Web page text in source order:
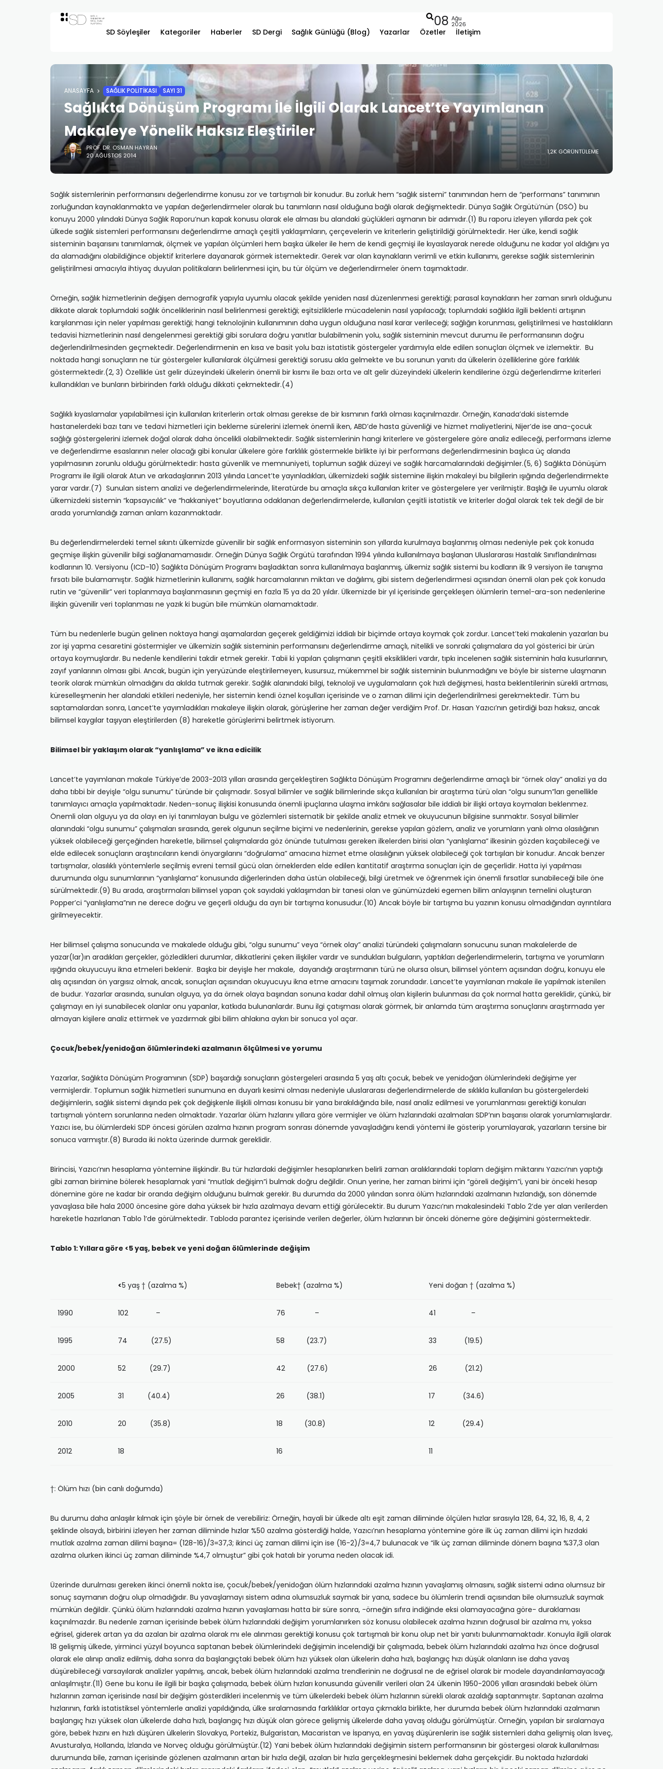
SD Söyleşiler Kategoriler Haberler SD Dergi Sağlık Günlüğü (Blog) Yazarlar Özetler İletişim
08 Ağu
2026
ANASAYFA SAĞLIK POLITIKASI SAYI 31
Sağlıkta Dönüşüm Programı İle İlgili Olarak Lancet’te Yayımlanan
Makaleye Yönelik Haksız Eleştiriler
PROF. DR. OSMAN HAYRAN
20 AĞUSTOS 2014
1,2K GÖRÜNTÜLEME
Sağlık sistemlerinin performansını değerlendirme konusu zor ve tartışmalı bir konudur. Bu zorluk hem “sağlık sistemi” tanımından hem de “performans” tanımının
zorluğundan kaynaklanmakta ve yapılan değerlendirmeler olarak bu tanımların nasıl olduğuna bağlı olarak değişmektedir. Dünya Sağlık Örgütü’nün (DSÖ) bu
konuyu 2000 yılındaki Dünya Sağlık Raporu’nun kapak konusu olarak ele alması bu alandaki güçlükleri aşmanın bir adımıdır.(1) Bu raporu izleyen yıllarda pek çok
ülkede sağlık sistemleri performansını değerlendirme amaçlı çeşitli yaklaşımların, çerçevelerin ve kriterlerin geliştirildiği görülmektedir. Her ülke, kendi sağlık
sisteminin başarısını tanımlamak, ölçmek ve yapılan ölçümleri hem başka ülkeler ile hem de kendi geçmişi ile kıyaslayarak nerede olduğunu ne kadar yol aldığını ya
da alamadığını olabildiğince objektif kriterlere dayanarak görmek istemektedir. Gerek var olan kaynakların verimli ve etkin kullanımı, gerekse sağlık sistemlerinin
geliştirilmesi amacıyla ihtiyaç duyulan politikaların belirlenmesi için, bu tür ölçüm ve değerlendirmeler önem taşımaktadır.
Örneğin, sağlık hizmetlerinin değişen demografik yapıyla uyumlu olacak şekilde yeniden nasıl düzenlenmesi gerektiği; parasal kaynakların her zaman sınırlı olduğunu
dikkate alarak toplumdaki sağlık önceliklerinin nasıl belirlenmesi gerektiği; eşitsizliklerle mücadelenin nasıl yapılacağı; toplumdaki sağlıkla ilgili beklenti artışının
karşılanması için neler yapılması gerektiği; hangi teknolojinin kullanımının daha uygun olduğuna nasıl karar verileceği; sağlığın korunması, geliştirilmesi ve hastalıkların
tedavisi hizmetlerinin nasıl dengelenmesi gerektiği gibi sorulara doğru yanıtlar bulabilmenin yolu, sağlık sisteminin mevcut durumu ile performansının doğru
değerlendirilmesinden geçmektedir. Değerlendirmenin en kısa ve basit yolu bazı istatistik göstergeler yardımıyla elde edilen sonuçları ölçmek ve izlemektir. Bu
noktada hangi sonuçların ne tür göstergeler kullanılarak ölçülmesi gerektiği sorusu akla gelmekte ve bu sorunun yanıtı da ülkelerin özelliklerine göre farklılık
göstermektedir.(2, 3) Özellikle üst gelir düzeyindeki ülkelerin önemli bir kısmı ile bazı orta ve alt gelir düzeyindeki ülkelerin kendilerine özgü değerlendirme kriterleri
kullandıkları ve bunların birbirinden farklı olduğu dikkati çekmektedir.(4)
Sağlıklı kıyaslamalar yapılabilmesi için kullanılan kriterlerin ortak olması gerekse de bir kısmının farklı olması kaçınılmazdır. Örneğin, Kanada’daki sistemde
hastanelerdeki bazı tanı ve tedavi hizmetleri için bekleme sürelerini izlemek önemli iken, ABD’de hasta güvenliği ve hizmet maliyetlerini, Nijer’de ise ana-çocuk
sağlığı göstergelerini izlemek doğal olarak daha öncelikli olabilmektedir. Sağlık sistemlerinin hangi kriterlere ve göstergelere göre analiz edileceği, performans izleme
ve değerlendirme esaslarının neler olacağı gibi konular ülkelere göre farklılık göstermekle birlikte iyi bir performans değerlendirmesinin başlıca üç alanda
yapılmasının zorunlu olduğu görülmektedir: hasta güvenlik ve memnuniyeti, toplumun sağlık düzeyi ve sağlık harcamalarındaki değişimler.(5, 6) Sağlıkta Dönüşüm
Programı ile ilgili olarak Atun ve arkadaşlarının 2013 yılında Lancet’te yayınladıkları, ülkemizdeki sağlık sistemine ilişkin makaleyi bu bilgilerin ışığında değerlendirmekte
yarar vardır.(7) Sunulan sistem analizi ve değerlendirmelerinde, literatürde bu amaçla sıkça kullanılan kriter ve göstergelere yer verilmiştir. Başlığı ile uyumlu olarak
ülkemizdeki sistemin “kapsayıcılık” ve “hakkaniyet” boyutlarına odaklanan değerlendirmelerde, kullanılan çeşitli istatistik ve kriterler doğal olarak tek tek değil de bir
arada yorumlandığı zaman anlam kazanmaktadır.
Bu değerlendirmelerdeki temel sıkıntı ülkemizde güvenilir bir sağlık enformasyon sisteminin son yıllarda kurulmaya başlanmış olması nedeniyle pek çok konuda
geçmişe ilişkin güvenilir bilgi sağlanamamasıdır. Örneğin Dünya Sağlık Örgütü tarafından 1994 yılında kullanılmaya başlanan Uluslararası Hastalık Sınıflandırılması
kodlarının 10. Versiyonu (ICD-10) Sağlıkta Dönüşüm Programı başladıktan sonra kullanılmaya başlanmış, ülkemiz sağlık sistemi bu kodların ilk 9 versiyon ile tanışma
fırsatı bile bulamamıştır. Sağlık hizmetlerinin kullanımı, sağlık harcamalarının miktarı ve dağılımı, gibi sistem değerlendirmesi açısından önemli olan pek çok konuda
rutin ve “güvenilir” veri toplanmaya başlanmasının geçmişi en fazla 15 ya da 20 yıldır. Ülkemizde bir yıl içerisinde gerçekleşen ölümlerin temel-ara-son nedenlerine
ilişkin güvenilir veri toplanması ne yazık ki bugün bile mümkün olamamaktadır.
Tüm bu nedenlerle bugün gelinen noktaya hangi aşamalardan geçerek geldiğimizi iddialı bir biçimde ortaya koymak çok zordur. Lancet’teki makalenin yazarları bu
zor işi yapma cesaretini göstermişler ve ülkemizin sağlık sisteminin performansını değerlendirme amaçlı, nitelikli ve sonraki çalışmalara da yol gösterici bir ürün
ortaya koymuşlardır. Bu nedenle kendilerini takdir etmek gerekir. Tabii ki yapılan çalışmanın çeşitli eksiklikleri vardır, tıpkı incelenen sağlık sisteminin hala kusurlarının,
zayıf yanlarının olması gibi. Ancak, bugün için yeryüzünde eleştirilemeyen, kusursuz, mükemmel bir sağlık sisteminin bulunmadığını ve böyle bir sisteme ulaşmanın
teorik olarak mümkün olmadığını da akılda tutmak gerekir. Sağlık alanındaki bilgi, teknoloji ve uygulamaların çok hızlı değişmesi, hasta beklentilerinin sürekli artması,
küreselleşmenin her alandaki etkileri nedeniyle, her sistemin kendi öznel koşulları içerisinde ve o zaman dilimi için değerlendirilmesi gerekmektedir. Tüm bu
saptamalardan sonra, Lancet’te yayımladıkları makaleye ilişkin olarak, görüşlerine her zaman değer verdiğim Prof. Dr. Hasan Yazıcı’nın getirdiği bazı haksız, ancak
bilimsel kaygılar taşıyan eleştirilerden (8) hareketle görüşlerimi belirtmek istiyorum.
Bilimsel bir yaklaşım olarak “yanlışlama” ve ikna edicilik
Lancet’te yayımlanan makale Türkiye’de 2003-2013 yılları arasında gerçekleştiren Sağlıkta Dönüşüm Programını değerlendirme amaçlı bir “örnek olay” analizi ya da
daha tıbbi bir deyişle “olgu sunumu” türünde bir çalışmadır. Sosyal bilimler ve sağlık bilimlerinde sıkça kullanılan bir araştırma türü olan “olgu sunum”ları genellikle
tanımlayıcı amaçla yapılmaktadır. Neden-sonuç ilişkisi konusunda önemli ipuçlarına ulaşma imkânı sağlasalar bile iddialı bir ilişki ortaya koymaları beklenmez.
Önemli olan olguyu ya da olayı en iyi tanımlayan bulgu ve gözlemleri sistematik bir şekilde analiz etmek ve okuyucunun bilgisine sunmaktır. Sosyal bilimler
alanındaki “olgu sunumu” çalışmaları sırasında, gerek olgunun seçilme biçimi ve nedenlerinin, gerekse yapılan gözlem, analiz ve yorumların yanlı olma olasılığının
yüksek olabileceği gerçeğinden hareketle, bilimsel çalışmalarda göz önünde tutulması gereken ilkelerden birisi olan “yanlışlama” ilkesinin gözden kaçabileceği ve
elde edilecek sonuçların araştırıcıların kendi önyargılarını “doğrulama” amacına hizmet etme olasılığının yüksek olabileceği çok tartışılan bir konudur. Ancak benzer
tartışmalar, olasılıklı yöntemlerle seçilmiş evreni temsil gücü olan örneklerden elde edilen kantitatif araştırma sonuçları için de geçerlidir. Hatta iyi yapılması
durumunda olgu sunumlarının “yanlışlama” konusunda diğerlerinden daha üstün olabileceği, bilgi üretmek ve öğrenmek için önemli fırsatlar sunabileceği bile öne
sürülmektedir.(9) Bu arada, araştırmaları bilimsel yapan çok sayıdaki yaklaşımdan bir tanesi olan ve günümüzdeki egemen bilim anlayışının temelini oluşturan
Popper’ci “yanlışlama”nın ne derece doğru ve geçerli olduğu da ayrı bir tartışma konusudur.(10) Ancak böyle bir tartışma bu yazının konusu olmadığından ayrıntılara
girilmeyecektir.
Her bilimsel çalışma sonucunda ve makalede olduğu gibi, “olgu sunumu” veya “örnek olay” analizi türündeki çalışmaların sonucunu sunan makalelerde de
yazar(lar)ın aradıkları gerçekler, gözledikleri durumlar, dikkatlerini çeken ilişkiler vardır ve sundukları bulguların, yaptıkları değerlendirmelerin, tartışma ve yorumların
ışığında okuyucuyu ikna etmeleri beklenir. Başka bir deyişle her makale, dayandığı araştırmanın türü ne olursa olsun, bilimsel yöntem açısından doğru, konuyu ele
alış açısından ön yargısız olmak, ancak, sonuçları açısından okuyucuyu ikna etme amacını taşımak zorundadır. Lancet’te yayımlanan makale ile yapılmak istenilen
de budur. Yazarlar arasında, sunulan olguya, ya da örnek olaya başından sonuna kadar dahil olmuş olan kişilerin bulunması da çok normal hatta gereklidir, çünkü, bir
çalışmayı en iyi sunabilecek olanlar onu yapanlar, katkıda bulunanlardır. Bunu ilgi çatışması olarak görmek, bir anlamda tüm araştırma sonuçlarını araştırmada yer
almayan kişilere analiz ettirmek ve yazdırmak gibi bilim ahlakına aykırı bir sonuca yol açar.
Çocuk/bebek/yenidoğan ölümlerindeki azalmanın ölçülmesi ve yorumu
Yazarlar, Sağlıkta Dönüşüm Programının (SDP) başardığı sonuçların göstergeleri arasında 5 yaş altı çocuk, bebek ve yenidoğan ölümlerindeki değişime yer
vermişlerdir. Toplumun sağlık hizmetleri sunumuna en duyarlı kesimi olması nedeniyle uluslararası değerlendirmelerde de sıklıkla kullanılan bu göstergelerdeki
değişimlerin, sağlık sistemi dışında pek çok değişkenle ilişkili olması konusu bir yana bırakıldığında bile, nasıl analiz edilmesi ve yorumlanması gerektiği konuları
tartışmalı yöntem sorunlarına neden olmaktadır. Yazarlar ölüm hızlarını yıllara göre vermişler ve ölüm hızlarındaki azalmaları SDP’nın başarısı olarak yorumlamışlardır.
Yazıcı ise, bu ölümlerdeki SDP öncesi görülen azalma hızının program sonrası dönemde yavaşladığını kendi yöntemi ile gösterip yorumlayarak, yazarların tersine bir
sonuca varmıştır.(8) Burada iki nokta üzerinde durmak gereklidir.
Birincisi, Yazıcı’nın hesaplama yöntemine ilişkindir. Bu tür hızlardaki değişimler hesaplanırken belirli zaman aralıklarındaki toplam değişim miktarını Yazıcı’nın yaptığı
gibi zaman birimine bölerek hesaplamak yani “mutlak değişim”i bulmak doğru değildir. Onun yerine, her zaman birimi için “göreli değişim”i, yani bir önceki hesap
dönemine göre ne kadar bir oranda değişim olduğunu bulmak gerekir. Bu durumda da 2000 yılından sonra ölüm hızlarındaki azalmanın hızlandığı, son dönemde
yavaşlasa bile hala 2000 öncesine göre daha yüksek bir hızla azalmaya devam ettiği görülecektir. Bu durum Yazıcı’nın makalesindeki Tablo 2’de yer alan verilerden
hareketle hazırlanan Tablo 1’de görülmektedir. Tabloda parantez içerisinde verilen değerler, ölüm hızlarının bir önceki döneme göre değişimini göstermektedir.
Tablo 1: Yıllara göre <5 yaş, bebek ve yeni doğan ölümlerinde değişim
<5 yaş † (azalma %) Bebek† (azalma %) Yeni doğan † (azalma %)
1990 102 – 76 – 41 –
1995 74 (27.5) 58 (23.7) 33 (19.5)
2000 52 (29.7) 42 (27.6) 26 (21.2)
2005 31 (40.4) 26 (38.1) 17 (34.6)
2010 20 (35.8) 18 (30.8) 12 (29.4)
2012 18 16 11
†: Ölüm hızı (bin canlı doğumda)
Bu durumu daha anlaşılır kılmak için şöyle bir örnek de verebiliriz: Örneğin, hayali bir ülkede altı eşit zaman diliminde ölçülen hızlar sırasıyla 128, 64, 32, 16, 8, 4, 2
şeklinde olsaydı, birbirini izleyen her zaman diliminde hızlar %50 azalma gösterdiği halde, Yazıcı’nın hesaplama yöntemine göre ilk üç zaman dilimi için hızdaki
mutlak azalma zaman dilimi başına= (128-16)/3=37,3; ikinci üç zaman dilimi için ise (16-2)/3=4,7 bulunacak ve “ilk üç zaman diliminde dönem başına %37,3 olan
azalma olurken ikinci üç zaman diliminde %4,7 olmuştur” gibi çok hatalı bir yoruma neden olacak idi.
Üzerinde durulması gereken ikinci önemli nokta ise, çocuk/bebek/yenidoğan ölüm hızlarındaki azalma hızının yavaşlamış olmasını, sağlık sistemi adına olumsuz bir
sonuç saymanın doğru olup olmadığıdır. Bu yavaşlamayı sistem adına olumsuzluk saymak bir yana, sadece bu ölümlerin trendi açısından bile olumsuzluk saymak
mümkün değildir. Çünkü ölüm hızlarındaki azalma hızının yavaşlaması hatta bir süre sonra, -örneğin sıfıra indiğinde eksi olamayacağına göre- duraklaması
kaçınılmazdır. Bu nedenle zaman içerisinde bebek ölüm hızlarındaki değişim yorumlanırken söz konusu olabilecek azalma hızının doğrusal bir azalma mı, yoksa
eğrisel, giderek artan ya da azalan bir azalma olarak mı ele alınması gerektiği konusu çok tartışmalı bir konu olup net bir yanıtı bulunmamaktadır. Konuyla ilgili olarak
18 gelişmiş ülkede, yirminci yüzyıl boyunca saptanan bebek ölümlerindeki değişimin incelendiği bir çalışmada, bebek ölüm hızlarındaki azalma hızı önce doğrusal
olarak ele alınıp analiz edilmiş, daha sonra da başlangıçtaki bebek ölüm hızı yüksek olan ülkelerin daha hızlı, başlangıç hızı düşük olanların ise daha yavaş
düşürebileceği varsayılarak analizler yapılmış, ancak, bebek ölüm hızlarındaki azalma trendlerinin ne doğrusal ne de eğrisel olarak bir modele dayandırılamayacağı
anlaşılmıştır.(11) Gene bu konu ile ilgili bir başka çalışmada, bebek ölüm hızları konusunda güvenilir verileri olan 24 ülkenin 1950-2006 yılları arasındaki bebek ölüm
hızlarının zaman içerisinde nasıl bir değişim gösterdikleri incelenmiş ve tüm ülkelerdeki bebek ölüm hızlarının sürekli olarak azaldığı saptanmıştır. Saptanan azalma
hızlarının, farklı istatistiksel yöntemlerle analizi yapıldığında, ülke sıralamasında farklılıklar ortaya çıkmakla birlikte, her durumda bebek ölüm hızlarındaki azalmanın
başlangıç hızı yüksek olan ülkelerde daha hızlı, başlangıç hızı düşük olan görece gelişmiş ülkelerde daha yavaş olduğu görülmüştür. Örneğin, yapılan bir sıralamaya
göre, bebek hızını en hızlı düşüren ülkelerin Slovakya, Portekiz, Bulgaristan, Macaristan ve İspanya, en yavaş düşürenlerin ise sağlık sistemleri daha gelişmiş olan İsveç,
Avusturalya, Hollanda, İzlanda ve Norveç olduğu görülmüştür.(12) Yani bebek ölüm hızlarındaki değişimin sistem performansının bir göstergesi olarak kullanılması
durumunda bile, zaman içerisinde gözlenen azalmanın artan bir hızla değil, azalan bir hızla gerçekleşmesini beklemek daha gerçekçidir. Bu noktada hızlardaki